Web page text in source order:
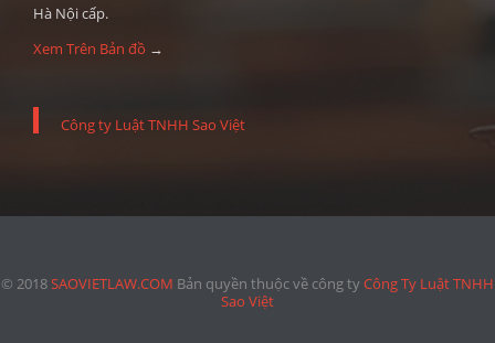
Hà Nội cấp.
Xem Trên Bản đồ →
Công ty Luật TNHH Sao Việt
© 2018SAOVIETLAW.COM Bản quyền thuộc về công tyCông Ty Luật TNHH
Sao Việt